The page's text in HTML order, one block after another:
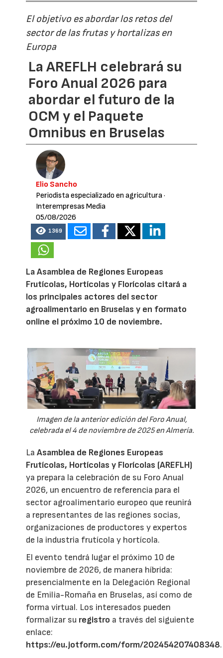
El objetivo es abordar los retos del
sector de las frutas y hortalizas en
Europa
La AREFLH celebrará su
Foro Anual 2026 para
abordar el futuro de la
OCM y el Paquete
Omnibus en Bruselas
Elio Sancho
Periodista especializado en agricultura·
Interempresas Media
05/08/2026
1369
La Asamblea de Regiones Europeas
Frutícolas, Hortícolas y Florícolas citará a
los principales actores del sector
agroalimentario en Bruselas y en formato
online el próximo 10 de noviembre.
Imagen de la anterior edición del Foro Anual,
celebrada el 4 de noviembre de 2025 en Almería.
LaAsamblea de Regiones Europeas
Frutícolas, Hortícolas y Florícolas (AREFLH)
ya prepara la celebración de su Foro Anual
2026, un encuentro de referencia para el
sector agroalimentario europeo que reunirá
a representantes de las regiones socias,
organizaciones de productores y expertos
de la industria frutícola y hortícola.
El evento tendrá lugar el próximo 10 de
noviembre de 2026, de manera híbrida:
presencialmente en la Delegación Regional
de Emilia-Romaña en Bruselas, así como de
forma virtual. Los interesados pueden
formalizar su registro a través del siguiente
enlace:
https://eu.jotform.com/form/202454207408348.